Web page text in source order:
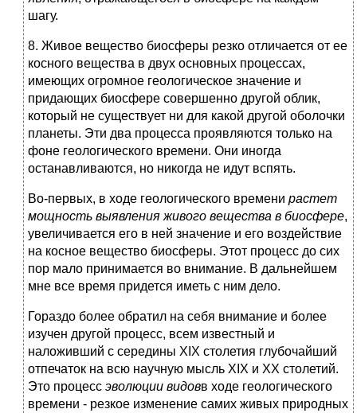
шагу.
8. Живое вещество биосферы резко отличается от ее
косного вещества в двух основных процессах,
имеющих огромное геологическое значение и
придающих биосфере совершенно другой облик,
который не существует ни для какой другой оболочки
планеты. Эти два процесса проявляются только на
фоне геологического времени. Они иногда
останавливаются, но никогда не идут вспять.
Во-первых, в ходе геологического времени растет
мощность выявления живого вещества в биосфере,
увеличивается его в ней значение и его воздействие
на косное вещество биосферы. Этот процесс до сих
пор мало принимается во внимание. В дальнейшем
мне все время придется иметь с ним дело.
Гораздо более обратил на себя внимание и более
изучен другой процесс, всем известный и
наложивший с середины XIX столетия глубочайший
отпечаток на всю научную мысль XIX и XX столетий.
Это процесс эволюции видовв ходе геологического
времени - резкое изменение самих живых природных